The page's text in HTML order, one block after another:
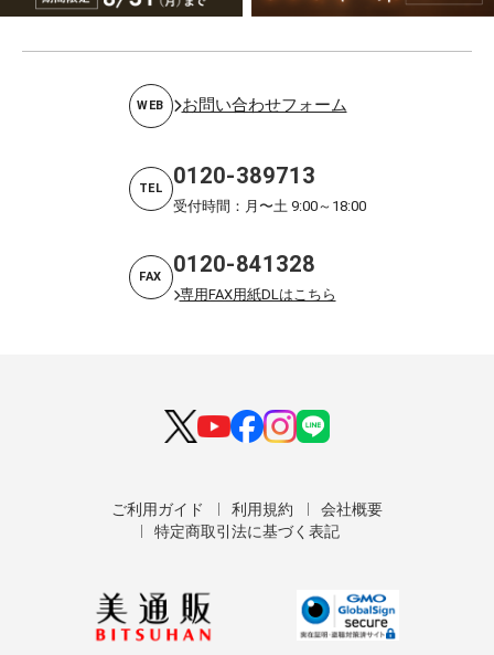
WEB お問い合わせフォーム
TEL 0120-389713
受付時間：月〜土 9:00～18:00
FAX 0120-841328
専用FAX用紙DLはこちら
ご利用ガイド 利用規約
会社概要
特定商取引法に基づく表記